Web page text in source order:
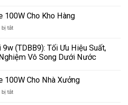
Driver
Pha
Có
Dễ
100W Cho Kho Hàng
tắtở
Pha
Module
100W
Kho
(TDBB9): Tối Ưu Hiệu Suất,
Vô Song Dưới Nước
100W Cho Nhà Xưởng
tắtở